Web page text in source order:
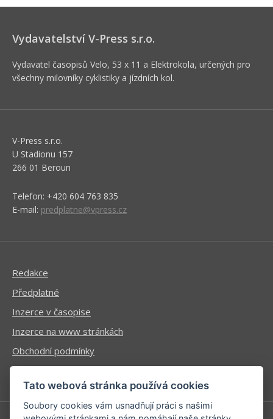
Vydavatelství V-Press s.r.o.
Vydavatel časopisů Velo, 53 x 11 a Elektrokola, určených pro
všechny milovníky cyklistiky a jízdních kol.
V-Press s.r.o.
U Stadionu 157
266 01 Beroun
Telefon: +420 604 763 835
E-mail: predplatne@vpress.cz
Redakce
Předplatné
Inzerce v časopise
Inzerce na www stránkách
Obchodní podmínky
Ochrana osobních údajů
Tato webová stránka používá cookies
Soubory cookies vám usnadňují práci s našimi